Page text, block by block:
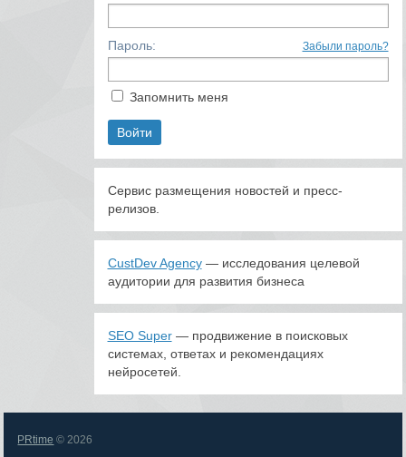
Пароль: Забыли пароль?
Запомнить меня
Сервис размещения новостей и пресс-
релизов.
CustDev Agency— исследования целевой
аудитории для развития бизнеса
SEO Super— продвижение в поисковых
системах, ответах и рекомендациях
нейросетей.
PRtime © 2026